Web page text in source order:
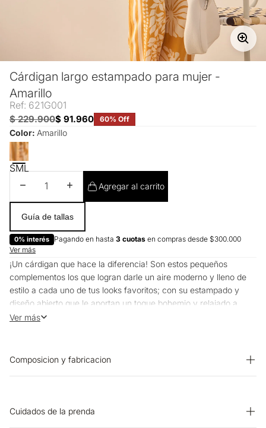
Cárdigan largo estampado para mujer -
Amarillo
Ref: 621G001
$ 229.900$ 91.960 60% Off
Color: Amarillo
SML
Disminuir cantidadAumentar cantidad
Agregar al carrito
Guía de tallas
0% interés Pagando en hasta 3 cuotas en compras desde $300.000
Ver más
¡Un cárdigan que hace la diferencia! Son estos pequeños
complementos los que logran darle un aire moderno y lleno de
estilo a cada uno de tus looks favoritos; con su estampado y
diseño abierto que le aportan un toque bohemio y relajado a
cualquier outfit.
Ver más
Composicion y fabricacion
Cuidados de la prenda